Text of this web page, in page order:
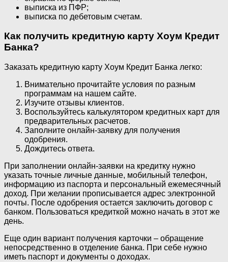
выписка из ПФР;
выписка по дебетовым счетам.
Как получить кредитную карту Хоум Кредит
Банка?
Заказать кредитную карту Хоум Кредит Банка легко:
Внимательно прочитайте условия по разным
программам на нашем сайте.
Изучите отзывы клиентов.
Воспользуйтесь калькулятором кредитных карт для
предварительных расчетов.
Заполните онлайн-заявку для получения
одобрения.
Дождитесь ответа.
При заполнении онлайн-заявки на кредитку нужно
указать точные личные данные, мобильный телефон,
информацию из паспорта и персональный ежемесячный
доход. При желании прописывается адрес электронной
почты. После одобрения остается заключить договор с
банком. Пользоваться кредиткой можно начать в этот же
день.
Еще один вариант получения карточки – обращение
непосредственно в отделение банка. При себе нужно
иметь паспорт и документы о доходах.